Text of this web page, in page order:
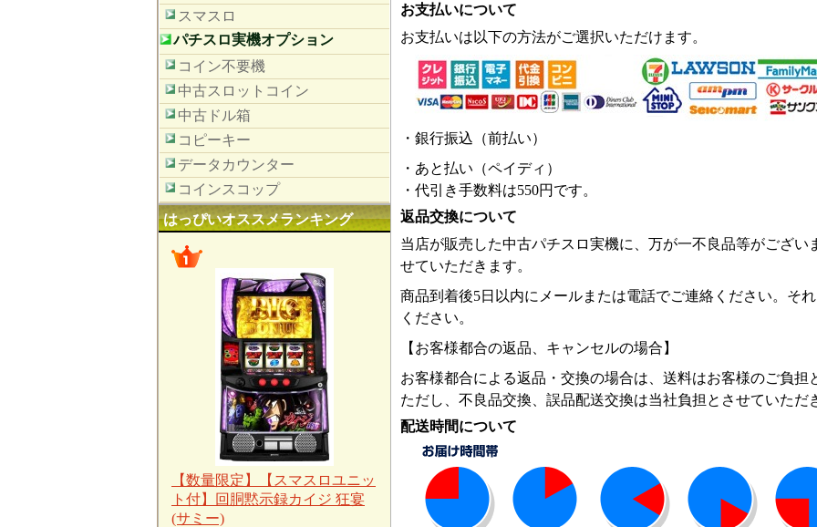
スマスロ
パチスロ実機オプション
コイン不要機
中古スロットコイン
中古ドル箱
コピーキー
データカウンター
コインスコップ
はっぴいオススメランキング
【数量限定】【スマスロユニッ
ト付】回胴黙示録カイジ 狂宴
(サミー)
お支払いについて
お支払いは以下の方法がご選択いただけます。
・銀行振込（前払い）
・あと払い（ペイディ）
・代引き手数料は550円です。
返品交換について
当店が販売した中古パチスロ実機に、万が一不良品等がござ
せていただきます。
商品到着後5日以内にメールまたは電話でご連絡ください。そ
ください。
【お客様都合の返品、キャンセルの場合】
お客様都合による返品・交換の場合は、送料はお客様のご負担
ただし、不良品交換、誤品配送交換は当社負担とさせていただ
配送時間について